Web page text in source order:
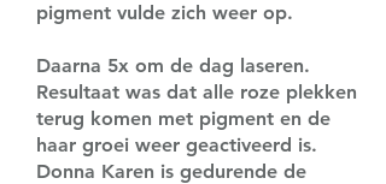
pigment vulde zich weer op.
Daarna 5x om de dag laseren.
Resultaat was dat alle roze plekken
terug komen met pigment en de
haar groei weer geactiveerd is.
Donna Karen is gedurende de